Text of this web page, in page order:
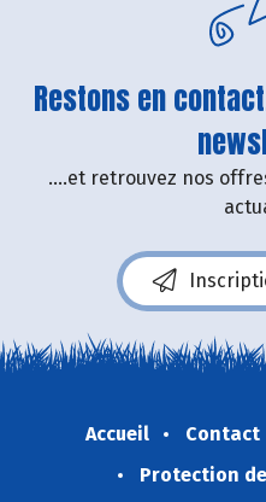
Restons en
....et retrouvez nos
Accueil Contact
Protection